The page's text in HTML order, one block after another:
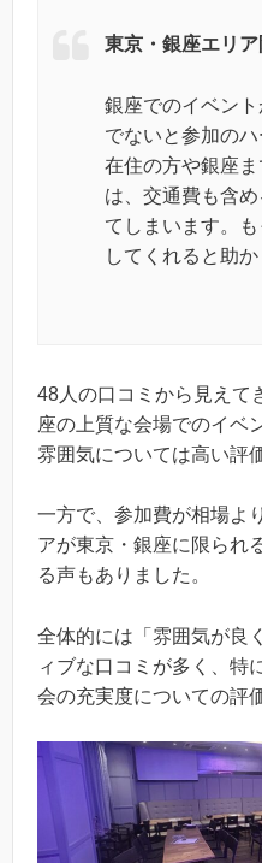
東京・銀座エリ
銀座でのイベン
でないと参加の
在住の方や銀座
は、交通費も含
てしまいます。
してくれると助か
48人の口コミから見えて
座の上質な会場でのイベ
雰囲気については高い評
一方で、参加費が相場よ
アが東京・銀座に限られ
る声もありました。
全体的には「雰囲気が良
ィブな口コミが多く、特
会の充実度についての評